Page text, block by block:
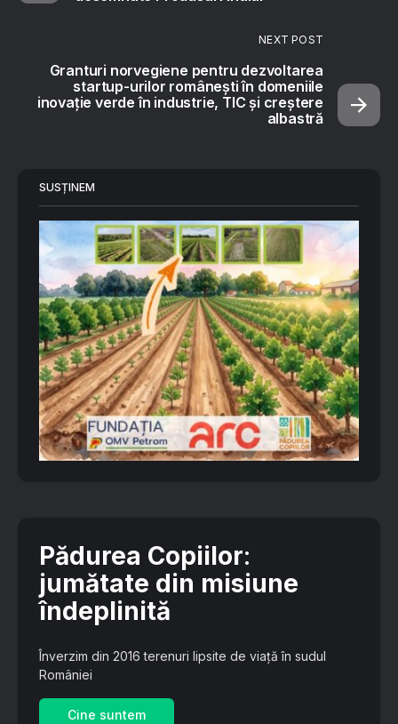
NEXT POST
Granturi norvegiene pentru dezvoltarea
startup-urilor românești în domeniile
inovație verde în industrie, TIC și creștere
albastră
SUSȚINEM
Pădurea Copiilor:
jumătate din misiune
îndeplinită
Înverzim din 2016 terenuri lipsite de viață în sudul
României
Cine suntem